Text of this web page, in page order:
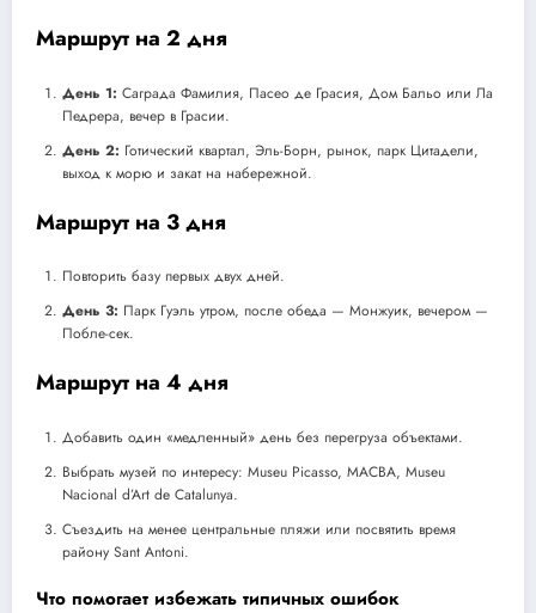
Маршрут на 2 дня
День 1: Саграда Фамилия, Пасео де Грасия, Дом Бальо или Ла
Педрера, вечер в Грасии.
День 2: Готический квартал, Эль-Борн, рынок, парк Цитадели,
выход к морю и закат на набережной.
Маршрут на 3 дня
Повторить базу первых двух дней.
День 3: Парк Гуэль утром, после обеда — Монжуик, вечером —
Побле-сек.
Маршрут на 4 дня
Добавить один «медленный» день без перегруза объектами.
Выбрать музей по интересу: Museu Picasso, MACBA, Museu
Nacional d’Art de Catalunya.
Съездить на менее центральные пляжи или посвятить время
району Sant Antoni.
Что помогает избежать типичных ошибок